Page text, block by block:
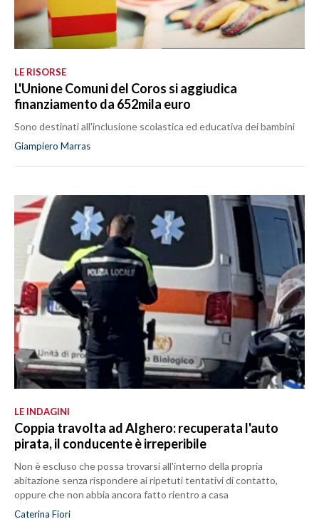
LE RISORSE
L'Unione Comuni del Coros si aggiudica
finanziamento da 652mila euro
Sono destinati all'inclusione scolastica ed educativa dei bambini
Giampiero Marras
LE INDAGINI
Coppia travolta ad Alghero: recuperata l'auto
pirata, il conducente è irreperibile
Non è escluso che possa trovarsi all'interno della propria
abitazione senza rispondere ai ripetuti tentativi di contatto,
oppure che non abbia ancora fatto rientro a casa
Caterina Fiori